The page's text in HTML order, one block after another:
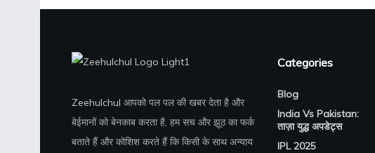
Zeehulchul आपको पल पल की खबर देता है और
बेईमानों को बेनकाब करता है, हम सच और झूठ का फर्क
बताते हैं और कोशिश करते हैं कि किसी के साथ अन्याय
Categories
Blog
India Vs Pakistan:
ताज़ा युद्ध अपडेट्स
IPL 2025